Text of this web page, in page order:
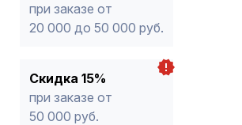
при заказе от
20 000 до 50 000 руб.
Скидка 15%
при заказе от
50 000 руб.